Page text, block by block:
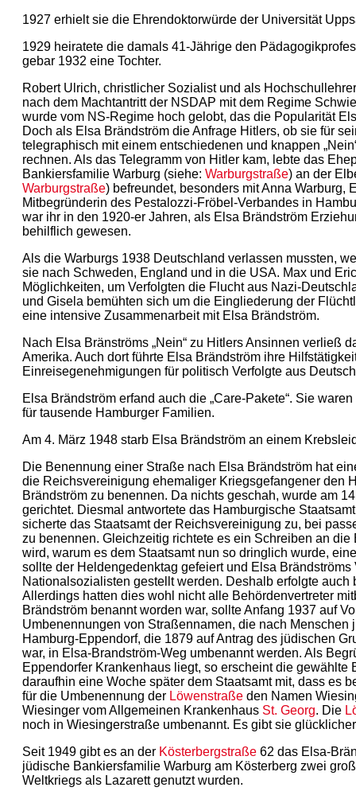
1927 erhielt sie die Ehrendoktorwürde der Universität
1929 heiratete die damals 41-Jährige den
gebar 1932 eine Tochter.
Robert Ulrich, christlicher Sozialist und als
nach dem Machtantritt der NSDAP mit dem Regime
wurde vom NS-Regime hoch gelobt, das die Popularität
Doch als Elsa Brändström die Anfrage Hitlers, ob sie für
telegraphisch mit einem entschiedenen und knappen
rechnen. Als das Telegramm von Hitler kam, lebte das
Bankiersfamilie Warburg (siehe: Warburgstraße) an der
Warburgstraße) befreundet, besonders mit Anna Warburg,
Mitbegründerin des Pestalozzi-Fröbel-Verbandes in
war ihr in den 1920-er Jahren, als Elsa Brändström
behilflich gewesen.
Als die Warburgs 1938 Deutschland verlassen mussten,
sie nach Schweden, England und in die USA. Max und
Möglichkeiten, um Verfolgten die Flucht aus Nazi-
und Gisela bemühten sich um die Eingliederung der
eine intensive Zusammenarbeit mit Elsa Brändström.
Nach Elsa Bränströms „Nein“ zu Hitlers Ansinnen verließ
Amerika. Auch dort führte Elsa Brändström ihre
Einreisegenehmigungen für politisch Verfolgte aus
Elsa Brändström erfand auch die „Care-Pakete“. Sie
für tausende Hamburger Familien.
Am 4. März 1948 starb Elsa Brändström an einem
Die Benennung einer Straße nach Elsa Brändström hat
die Reichsvereinigung ehemaliger Kriegsgefangener den
Brändström zu benennen. Da nichts geschah, wurde am
gerichtet. Diesmal antwortete das Hamburgische
sicherte das Staatsamt der Reichsvereinigung zu, bei
zu benennen. Gleichzeitig richtete es ein Schreiben an
wird, warum es dem Staatsamt nun so dringlich wurde,
sollte der Heldengedenktag gefeiert und Elsa
Nationalsozialisten gestellt werden. Deshalb erfolgte
Allerdings hatten dies wohl nicht alle Behördenvertreter
Brändström benannt worden war, sollte Anfang 1937 auf
Umbenennungen von Straßennamen, die nach
Hamburg-Eppendorf, die 1879 auf Antrag des jüdischen
war, in Elsa-Brandström-Weg umbenannt werden. Als
Eppendorfer Krankenhaus liegt, so erscheint die
daraufhin eine Woche später dem Staatsamt mit, dass es
für die Umbenennung der Löwenstraße den Namen
Wiesinger vom Allgemeinen Krankenhaus St. Georg. Die
noch in Wiesingerstraße umbenannt. Es gibt sie
Seit 1949 gibt es an der Kösterbergstraße 62 das Elsa-
jüdische Bankiersfamilie Warburg am Kösterberg zwei
Weltkriegs als Lazarett genutzt wurden.